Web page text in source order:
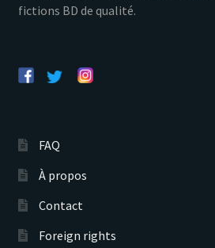
fictions BD de qualité.
FAQ
À propos
Contact
Foreign rights